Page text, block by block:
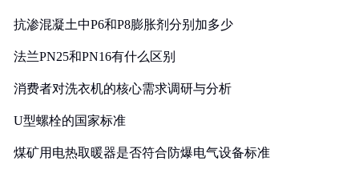
抗渗混凝土中P6和P8膨胀剂分别加多少
法兰PN25和PN16有什么区别
消费者对洗衣机的核心需求调研与分析
U型螺栓的国家标准
煤矿用电热取暖器是否符合防爆电气设备标准